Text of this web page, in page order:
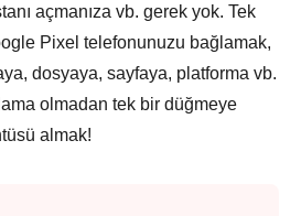
açmanıza vb. gerek yok. Tek
Pixel telefonunuzu bağlamak,
dosyaya, sayfaya, platforma vb.
olmadan tek bir düğmeye
almak!